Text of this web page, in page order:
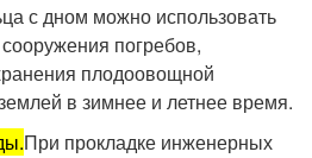
с дном можно использовать
погребов,
плодоовощной
в зимнее и летнее время.
При прокладке инженерных